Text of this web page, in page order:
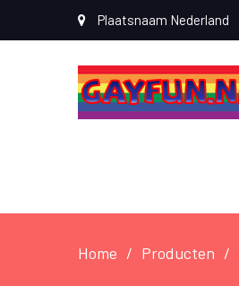
Plaatsnaam Nederland
Home Producten